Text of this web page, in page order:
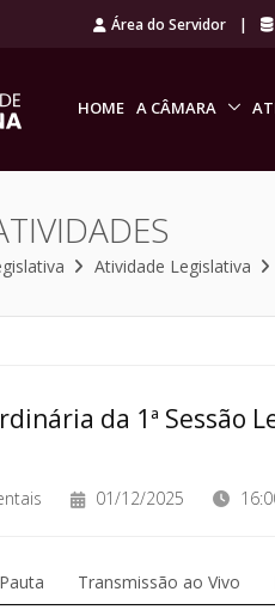
Área do Servidor |
HOME A CÂMARA
Atividade Legislativa
da 1ª Sessão
01/12/2025
Pauta Transmissão ao Vivo